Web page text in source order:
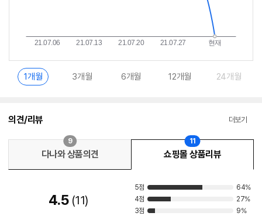
1개월 3개월 6개월 12개월 24개월
의견/리뷰 더보기
다나와 상품의견
9
쇼핑몰 상품리뷰
11
4.5 11
5점
64%
4점
27%
3점
9%